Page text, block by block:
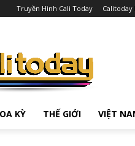
Truyền Hình Cali Today Calitoday
KỲ THẾ GIỚI VIỆT